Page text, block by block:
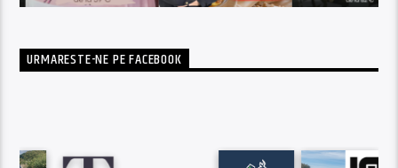
URMARESTE-NE PE FACEBOOK